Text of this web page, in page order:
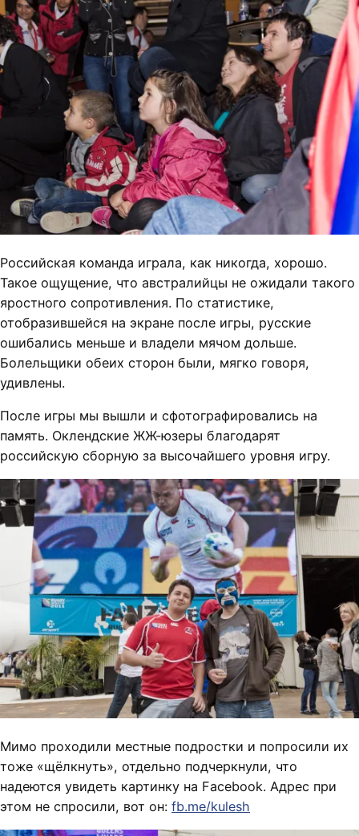
Российская команда играла, как никогда, хорошо.
Такое ощущение, что австралийцы не ожидали такого
яростного сопротивления. По статистике,
отобразившейся на экране после игры, русские
ошибались меньше и владели мячом дольше.
Болельщики обеих сторон были, мягко говоря,
удивлены.
После игры мы вышли и сфотографировались на
память. Оклендские ЖЖ-юзеры благодарят
российскую сборную за высочайшего уровня игру.
Мимо проходили местные подростки и попросили их
тоже «щёлкнуть», отдельно подчеркнули, что
надеются увидеть картинку на Facebook. Адрес при
этом не спросили, вот он: fb.me/kulesh